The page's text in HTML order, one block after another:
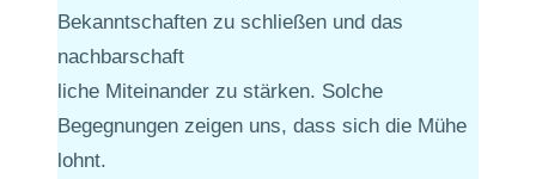
Bekanntschaften zu schließen und das
nachbarschaft
liche Miteinander zu stärken. Solche
Begegnungen zeigen uns, dass sich die Mühe
lohnt.